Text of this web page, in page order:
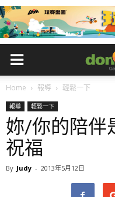
Home 報導 輕鬆一下
報導 輕鬆一下
妳/你的陪伴
祝福
By Judy - 2013年5月12日